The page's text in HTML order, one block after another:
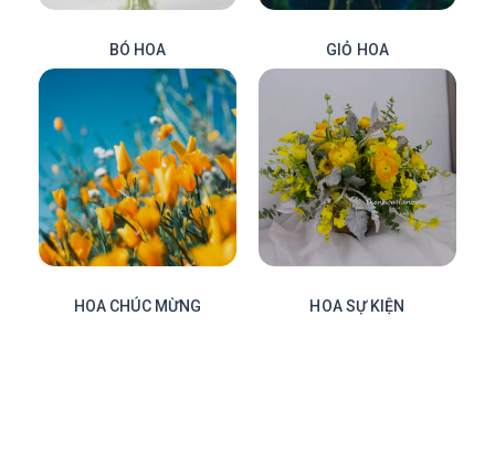
BÓ HOA GIỎ HOA
HOA CHÚC MỪNG HOA SỰ KIỆN